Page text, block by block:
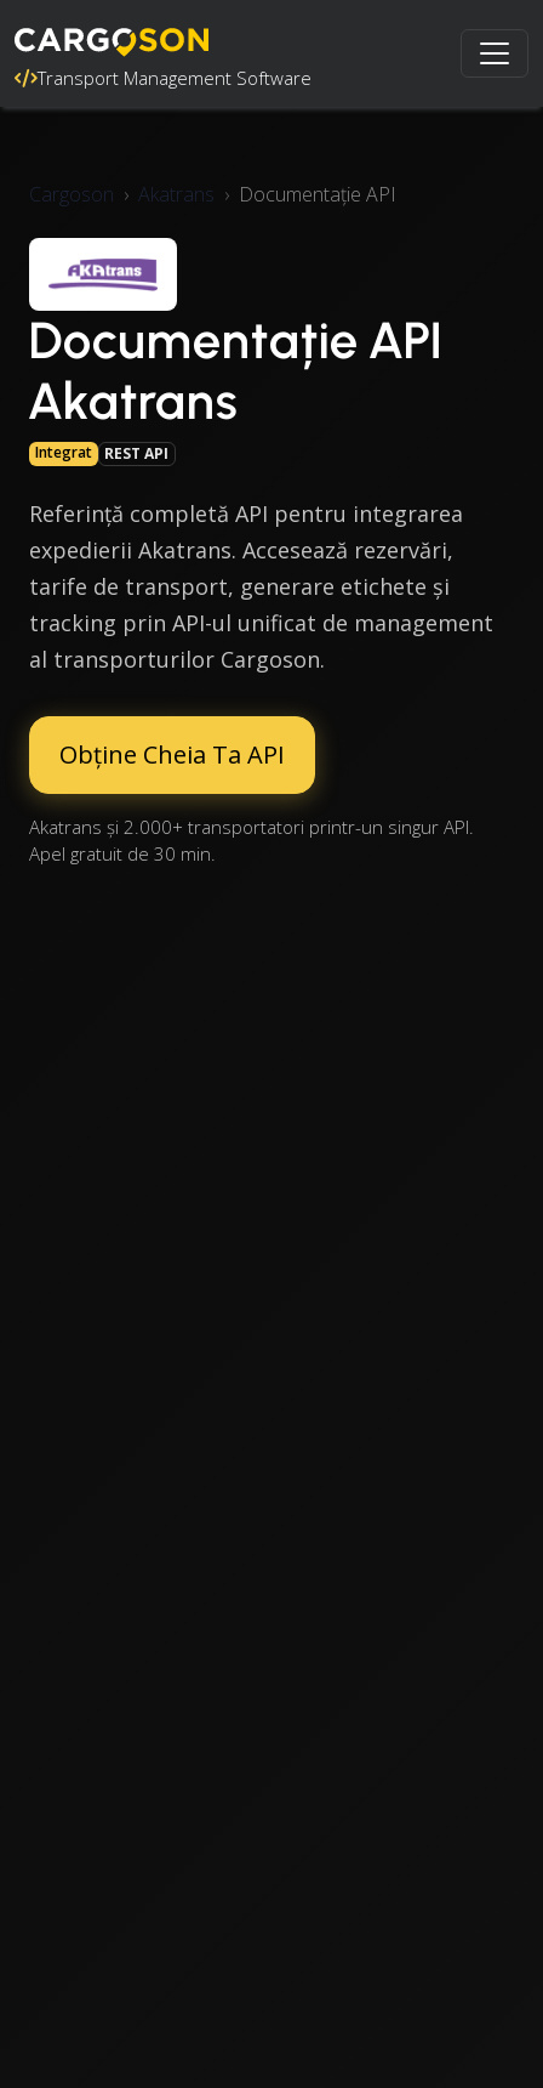
Transport Management Software
Cargoson Akatrans Documentație API
Documentație API
Akatrans
Integrat REST API
Referință completă API pentru integrarea
expedierii Akatrans. Accesează rezervări,
tarife de transport, generare etichete și
tracking prin API-ul unificat de management
al transporturilor Cargoson.
Obține Cheia Ta API
Akatrans și 2.000+ transportatori printr-un singur API.
Apel gratuit de 30 min.